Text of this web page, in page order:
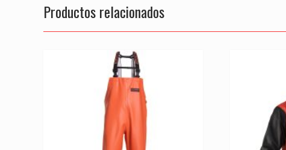
Productos relacionados